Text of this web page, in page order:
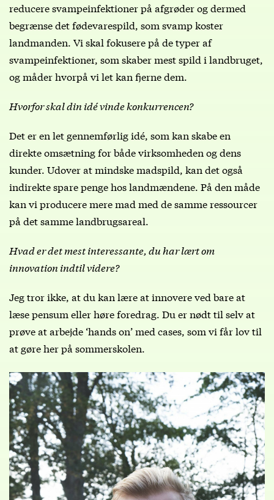
reducere svampeinfektioner på afgrøder og dermed
begrænse det fødevarespild, som svamp koster
landmanden. Vi skal fokusere på de typer af
svampeinfektioner, som skaber mest spild i landbruget,
og måder hvorpå vi let kan fjerne dem.
Hvorfor skal din idé vinde konkurrencen?
Det er en let gennemførlig idé, som kan skabe en
direkte omsætning for både virksomheden og dens
kunder. Udover at mindske madspild, kan det også
indirekte spare penge hos landmændene. På den måde
kan vi producere mere mad med de samme ressourcer
på det samme landbrugsareal.
Hvad er det mest interessante, du har lært om
innovation indtil videre?
Jeg tror ikke, at du kan lære at innovere ved bare at
læse pensum eller høre foredrag. Du er nødt til selv at
prøve at arbejde ‘hands on’ med cases, som vi får lov til
at gøre her på sommerskolen.